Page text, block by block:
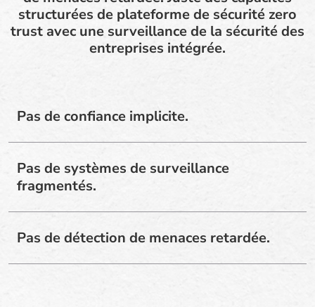
structurées de plateforme de sécurité zero
trust avec une surveillance de la sécurité des
entreprises intégrée.
Pas de confiance implicite.
Pas de systèmes de surveillance
fragmentés.
Pas de détection de menaces retardée.